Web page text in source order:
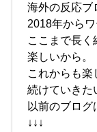
海外の反応ブ
2018年からワ
ここまで長く
楽しいから。
これからも楽
続けていきた
以前のブログ
↓↓↓